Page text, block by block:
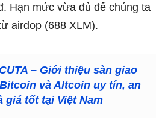
Hạn mức vừa đủ để chúng ta
airdop (688 XLM).
– Giới thiệu sàn giao
và Altcoin uy tín, an
giá tốt tại Việt Nam